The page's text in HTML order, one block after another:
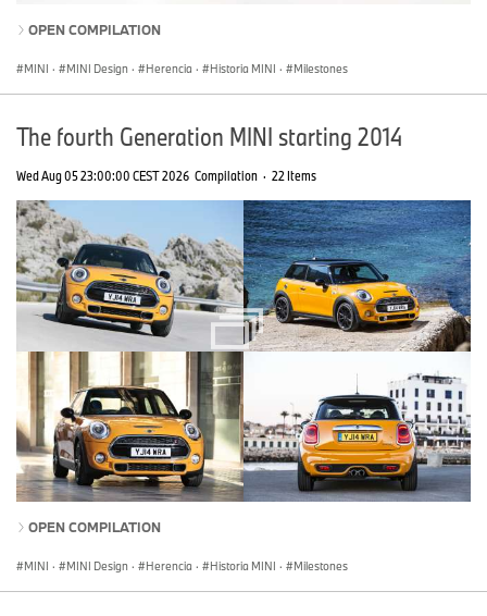
OPEN COMPILATION
MINI · MINI Design · Herencia · Historia MINI · Milestones
The fourth Generation MINI starting 2014
Wed Aug 05 23:00:00 CEST 2026 Compilation · 22 Items
OPEN COMPILATION
MINI · MINI Design · Herencia · Historia MINI · Milestones